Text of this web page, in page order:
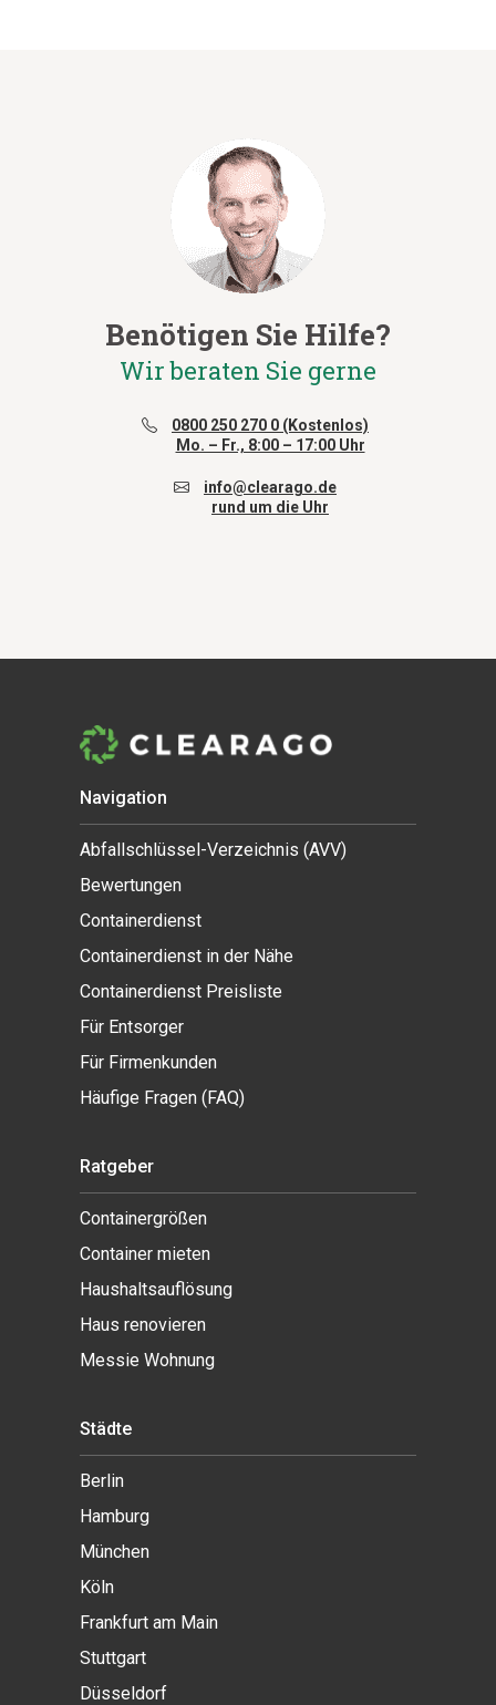
Benötigen Sie Hilfe?
Wir beraten Sie gerne
0800 250 270 0 (Kostenlos)
Mo. – Fr., 8:00 – 17:00 Uhr
info@clearago.de
rund um die Uhr
Navigation
Abfallschlüssel-Verzeichnis (AVV)
Bewertungen
Containerdienst
Containerdienst in der Nähe
Containerdienst Preisliste
Für Entsorger
Für Firmenkunden
Häufige Fragen (FAQ)
Ratgeber
Containergrößen
Container mieten
Haushaltsauflösung
Haus renovieren
Messie Wohnung
Städte
Berlin
Hamburg
München
Köln
Frankfurt am Main
Stuttgart
Düsseldorf